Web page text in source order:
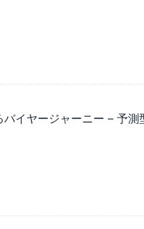
イヤージャーニー – 予測